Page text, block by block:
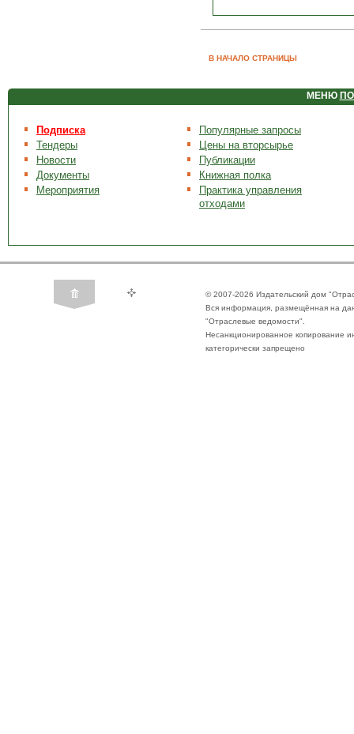
В НАЧАЛО СТРАНИЦЫ
МЕНЮ
Подписка
Тендеры
Новости
Документы
Мероприятия
Популярные запросы
Цены на вторсырье
Публикации
Книжная полка
Практика управления
отходами
© 2007-2026 Издательский дом
Вся информация, размещённая на
"Отраслевые ведомости".
Несанкционированное копирование
категорически запрещено